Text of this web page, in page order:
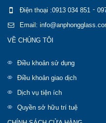
Điện thoại :0913 034 851 -
Email:
VỀ CHÚNG TÔI
Điều khoản sử dụng
Điều khoản giao dịch
Dịch vụ tiện ích
Quyền sở hữu trí tuệ